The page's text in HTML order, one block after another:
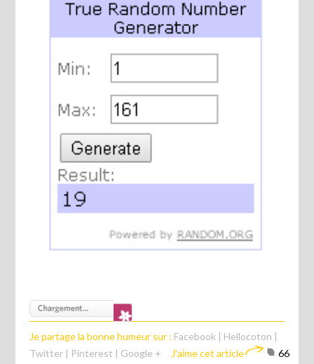
Je partage la bonne humeur sur : Facebook | Hellocoton |
Twitter | Pinterest | Google + J'aime cet article 66